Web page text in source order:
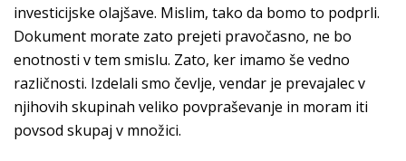
investicijske olajšave. Mislim, tako da bomo to podprli.
Dokument morate zato prejeti pravočasno, ne bo
enotnosti v tem smislu. Zato, ker imamo še vedno
različnosti. Izdelali smo čevlje, vendar je prevajalec v
njihovih skupinah veliko povpraševanje in moram iti
povsod skupaj v množici.